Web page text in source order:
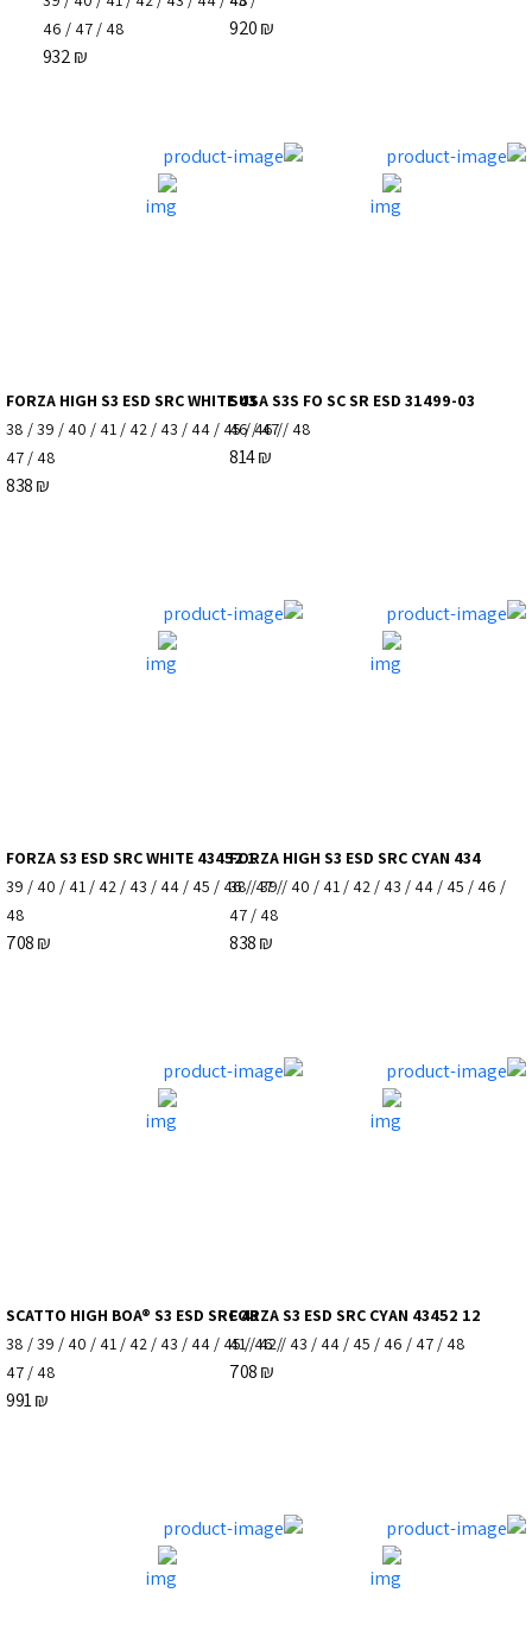
920₪
46 / 47/ 48
932₪
SUSA S3S FO SC SR ESD 31499-03
46/47/ 48
814₪
FORZA HIGH S3 ESD SRC WHITE 43
38 /39 / 40 / 41/ 42/ 43 / 44/ 45/46/
47/ 48
838₪
FORZA HIGH S3 ESD SRC CYAN 434
38/39/ 40 / 41 / 42 / 43 / 44 / 45 / 46 /
47 / 48
838₪
FORZA S3 ESD SRC WHITE 43452 1
39 / 40 / 41/ 42/ 43 / 44/ 45 / 46/47/
48
708₪
FORZA S3 ESD SRC CYAN 43452 12
41/42/ 43 / 44 / 45 / 46 / 47 / 48
708₪
SCATTO HIGH BOA® S3 ESD SRC 43
38 /39 / 40 / 41/ 42/ 43 / 44/ 45/46/
47/ 48
991₪